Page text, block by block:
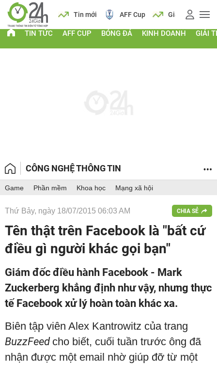
Lịch Tin mới AFF Cup Giá vàng
TIN TỨC AFF CUP BÓNG ĐÁ KINH DOANH GIẢI
CÔNG NGHỆ THÔNG TIN
Game Phần mềm Khoa học Mạng xã hội
Thứ Bảy, ngày 18/07/2015 06:03 AM CHIA SẺ
Tên thật trên Facebook là "bất cứ
điều gì người khác gọi bạn"
Giám đốc điều hành Facebook - Mark
Zuckerberg khẳng định như vậy, nhưng thực
tế Facebook xử lý hoàn toàn khác xa.
Biên tập viên Alex Kantrowitz của trang
BuzzFeed cho biết, cuối tuần trước ông đã
nhận được một email nhờ giúp đỡ từ một